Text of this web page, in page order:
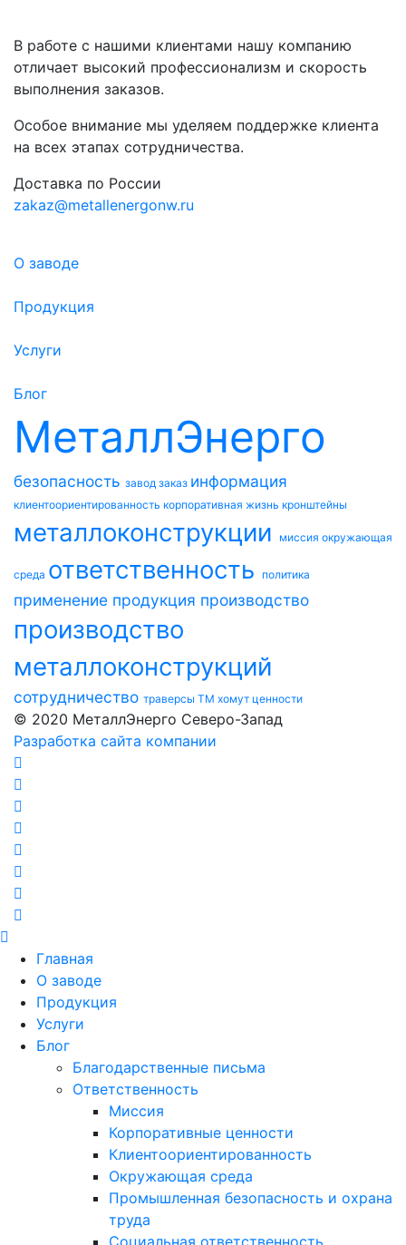
В работе с нашими клиентами нашу компанию
отличает высокий профессионализм и скорость
выполнения заказов.
Особое внимание мы уделяем поддержке клиента
на всех этапах сотрудничества.
Доставка по России
zakaz@metallenergonw.ru
О заводе
Продукция
Услуги
Блог
МеталлЭнерго
безопасность завод заказ информация
клиентоориентированность корпоративная жизнь кронштейны
металлоконструкции миссия окружающая
среда ответственность политика
применение продукция производство
производство
металлоконструкций
сотрудничество траверсы ТМ хомут ценности
© 2020 МеталлЭнерго Северо-Запад
Разработка сайта компании
Главная
О заводе
Продукция
Услуги
Блог
Благодарственные письма
Ответственность
Миссия
Корпоративные ценности
Клиентоориентированность
Окружающая среда
Промышленная безопасность и охрана
труда